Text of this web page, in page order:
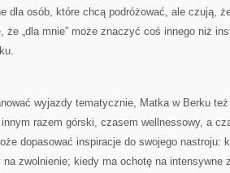
dla osób, które chcą podróżować, ale czują,
że „dla mnie” może znaczyć coś innego niż
wyjazdy tematycznie, Matka w Berku
razem górski, czasem wellnessowy, a
dopasować inspiracje do swojego nastroju:
na zwolnienie; kiedy ma ochotę na intensywne